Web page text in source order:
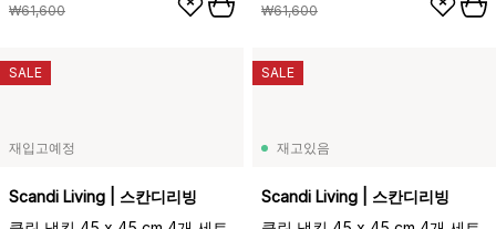
₩61,600 ₩61,600
재입고예정
Scandi Living | 스칸디리빙
SALE
재고있음
Scandi Living | 스칸디리빙
SALE